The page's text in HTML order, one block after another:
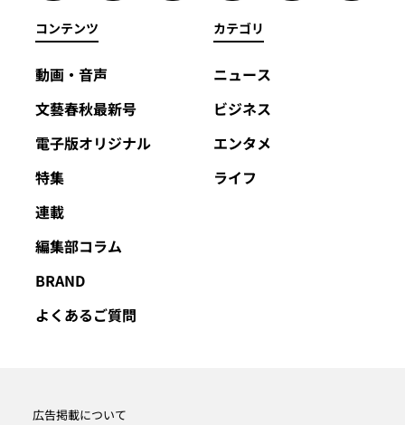
コンテンツ
動画・音声
文藝春秋最新号
電子版オリジナル
特集
連載
編集部コラム
BRAND
よくあるご質問
カテゴリ
ニュース
ビジネス
エンタメ
ライフ
広告掲載について